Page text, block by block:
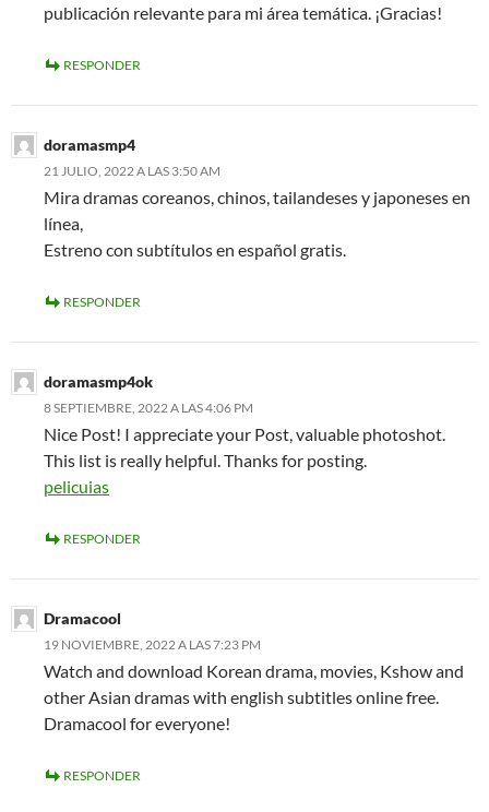
publicación relevante para mi área temática. ¡Gracias!
RESPONDER
doramasmp4
21 JULIO, 2022 A LAS 3:50 AM
Mira dramas coreanos, chinos, tailandeses y japoneses en
línea,
Estreno con subtítulos en español gratis.
RESPONDER
doramasmp4ok
8 SEPTIEMBRE, 2022 A LAS 4:06 PM
Nice Post! I appreciate your Post, valuable photoshot.
This list is really helpful. Thanks for posting.
pelicuias
RESPONDER
Dramacool
19 NOVIEMBRE, 2022 A LAS 7:23 PM
Watch and download Korean drama, movies, Kshow and
other Asian dramas with english subtitles online free.
Dramacool for everyone!
RESPONDER